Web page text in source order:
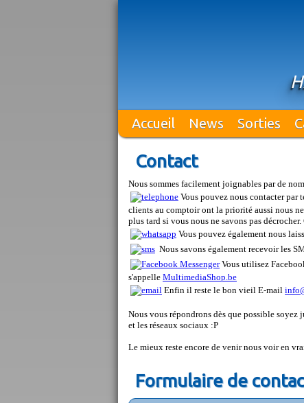
Accueil News Sorties
Contact
Nous sommes facilement joignables par de
Vous pouvez nous contacter par
clients au comptoir ont la priorité aussi nous ne
plus tard si vous nous ne savons pas
Vous pouvez également nous
Nous savons également recevoir les
Vous utilisez
s'appelle MultimediaShop.be
Enfin il reste le bon vieil E-mail
Nous vous répondrons dès que possible soyez
et les réseaux sociaux :P
Le mieux reste encore de venir nous voir en
Formulaire de